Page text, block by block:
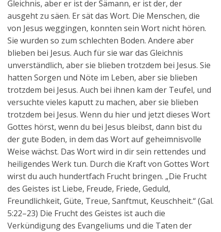
Gleichnis, aber er ist der Sämann, er ist der, der
ausgeht zu säen. Er sät das Wort. Die Menschen, die
von Jesus weggingen, konnten sein Wort nicht hören.
Sie wurden so zum schlechten Boden. Andere aber
blieben bei Jesus. Auch für sie war das Gleichnis
unverständlich, aber sie blieben trotzdem bei Jesus. Sie
hatten Sorgen und Nöte im Leben, aber sie blieben
trotzdem bei Jesus. Auch bei ihnen kam der Teufel, und
versuchte vieles kaputt zu machen, aber sie blieben
trotzdem bei Jesus. Wenn du hier und jetzt dieses Wort
Gottes hörst, wenn du bei Jesus bleibst, dann bist du
der gute Boden, in dem das Wort auf geheimnisvolle
Weise wächst. Das Wort wird in dir sein rettendes und
heiligendes Werk tun. Durch die Kraft von Gottes Wort
wirst du auch hundertfach Frucht bringen. „Die Frucht
des Geistes ist Liebe, Freude, Friede, Geduld,
Freundlichkeit, Güte, Treue, Sanftmut, Keuschheit.“ (Gal.
5:22–23) Die Frucht des Geistes ist auch die
Verkündigung des Evangeliums und die Taten der